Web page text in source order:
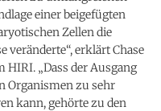
einer beigefügten
Zellen die
veränderte“, erklärt Chase
„Dass der Ausgang
Organismen zu sehr
kann, gehörte zu den